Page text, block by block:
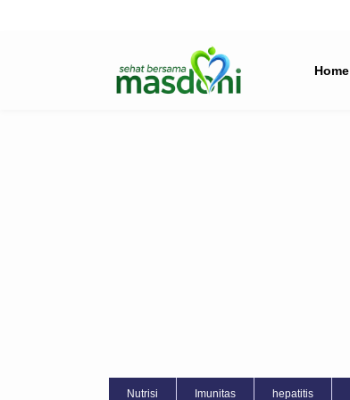
Home
Nutrisi Imunitas hepatitis